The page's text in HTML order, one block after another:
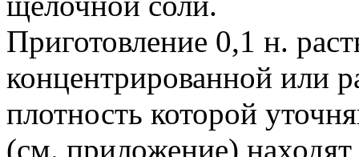
Приготовление 0,1 н.
концентрированной или
плотность которой
(см. приложение)